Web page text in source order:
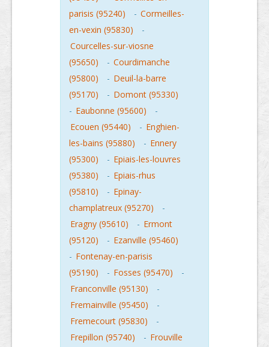
parisis (95240)
- Cormeilles-
en-vexin (95830)
-
Courcelles-sur-viosne
(95650)
- Courdimanche
(95800)
- Deuil-la-barre
(95170)
- Domont (95330)
- Eaubonne (95600)
-
Ecouen (95440)
- Enghien-
les-bains (95880)
- Ennery
(95300)
- Epiais-les-louvres
(95380)
- Epiais-rhus
(95810)
- Epinay-
champlatreux (95270)
-
Eragny (95610)
- Ermont
(95120)
- Ezanville (95460)
- Fontenay-en-parisis
(95190)
- Fosses (95470)
-
Franconville (95130)
-
Fremainville (95450)
-
Fremecourt (95830)
-
Frepillon (95740)
- Frouville